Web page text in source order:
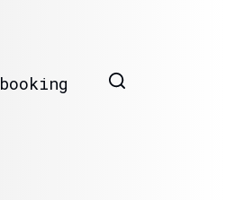
booking